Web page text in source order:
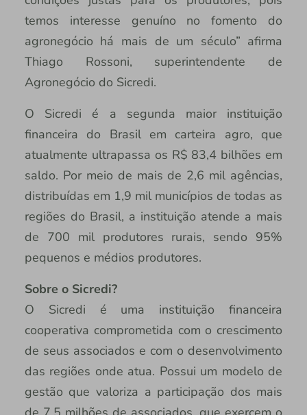
temos interesse genuíno no fomento do
agronegócio há mais de um século” afirma
Thiago Rossoni, superintendente de
Agronegócio do Sicredi.
O Sicredi é a segunda maior instituição
financeira do Brasil em carteira agro, que
atualmente ultrapassa os R$ 83,4 bilhões em
saldo. Por meio de mais de 2,6 mil agências,
distribuídas em 1,9 mil municípios de todas as
regiões do Brasil, a instituição atende a mais
de 700 mil produtores rurais, sendo 95%
pequenos e médios produtores.
Sobre o Sicredi?
O Sicredi é uma instituição financeira
cooperativa comprometida com o crescimento
de seus associados e com o desenvolvimento
das regiões onde atua. Possui um modelo de
gestão que valoriza a participação dos mais